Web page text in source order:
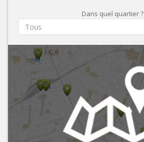
Dans quel quartier ?
Tous